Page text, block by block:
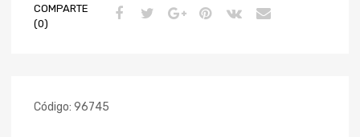
COMPARTE
(0)
Código: 96745